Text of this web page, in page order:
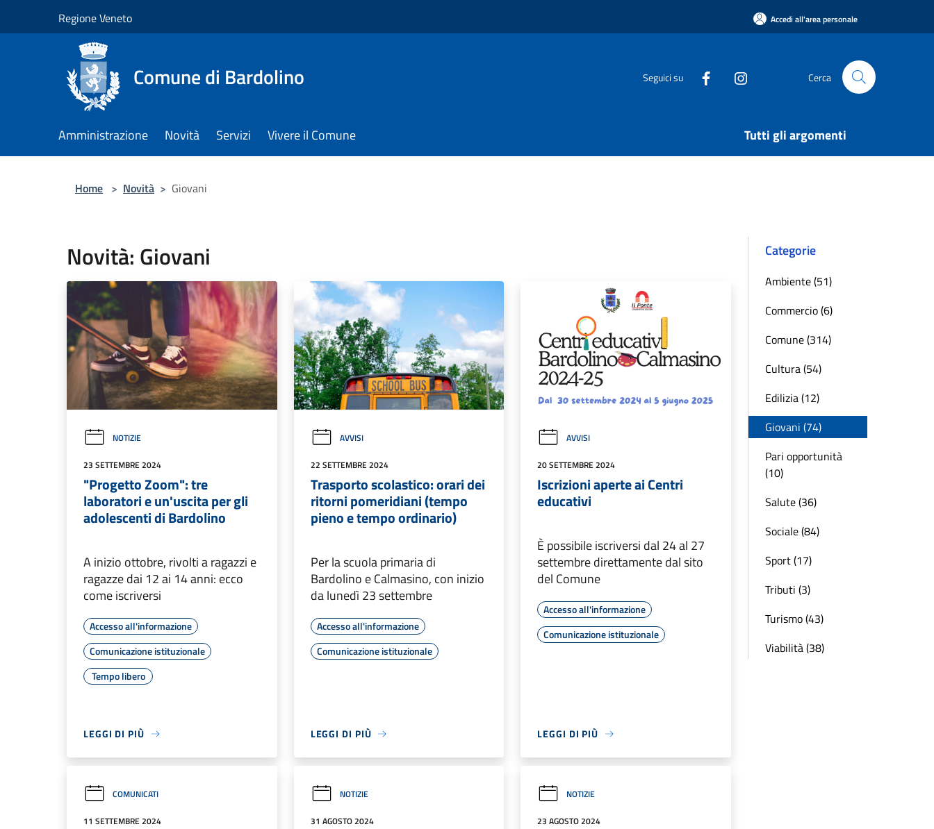
Regione Veneto Accedi all'area personale
Comune di Bardolino Seguici su Cerca
Amministrazione Novità Servizi Vivere il Comune Tutti gli argomenti
Home > Novità > Giovani
Novità: Giovani
NOTIZIE
23 SETTEMBRE 2024
"Progetto Zoom": tre
laboratori e un'uscita per gli
adolescenti di Bardolino
A inizio ottobre, rivolti a ragazzi e
ragazze dai 12 ai 14 anni: ecco
come iscriversi
Accesso all'informazione
Comunicazione istituzionale
Tempo libero
LEGGI DI PIÙ
AVVISI
22 SETTEMBRE 2024
Trasporto scolastico: orari dei
ritorni pomeridiani (tempo
pieno e tempo ordinario)
Per la scuola primaria di
Bardolino e Calmasino, con inizio
da lunedì 23 settembre
Accesso all'informazione
Comunicazione istituzionale
LEGGI DI PIÙ
AVVISI
20 SETTEMBRE 2024
Iscrizioni aperte ai Centri
educativi
È possibile iscriversi dal 24 al 27
settembre direttamente dal sito
del Comune
Accesso all'informazione
Comunicazione istituzionale
LEGGI DI PIÙ
COMUNICATI
11 SETTEMBRE 2024
NOTIZIE
31 AGOSTO 2024
NOTIZIE
23 AGOSTO 2024
Categorie
Ambiente (51)
Commercio (6)
Comune (314)
Cultura (54)
Edilizia (12)
Giovani (74)
Pari opportunità
(10)
Salute (36)
Sociale (84)
Sport (17)
Tributi (3)
Turismo (43)
Viabilità (38)